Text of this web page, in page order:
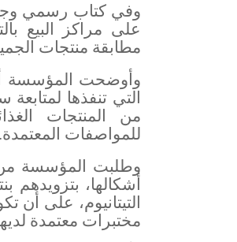
وفي كتاب رسمي
على مراكز البيع
مطابقة منتجات
وأوضحت المؤسسة
التي تنفذها
من المنتجات
للمواصفات المعتمدة.
وطلبت المؤسسة من
أشكالها،
التيتانيوم، على أن
مختبرات معتمدة